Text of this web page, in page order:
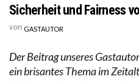
Sicherheit und Fairness
von GASTAUTOR
Der Beitrag unseres
ein brisantes Thema im